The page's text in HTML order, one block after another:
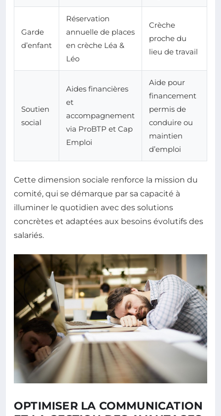
Garde
d’enfant
Réservation
annuelle de places
en crèche Léa &
Léo
Crèche
proche du
lieu de travail
Soutien
social
Aides financières
et
accompagnement
via ProBTP et Cap
Emploi
Aide pour
financement
permis de
conduire ou
maintien
d’emploi
Cette dimension sociale renforce la mission du
comité, qui se démarque par sa capacité à
illuminer le quotidien avec des solutions
concrètes et adaptées aux besoins évolutifs des
salariés.
OPTIMISER LA COMMUNICATION